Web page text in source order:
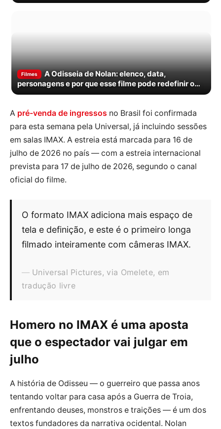
Filmes
A Odisseia de Nolan: elenco, data,
personagens e por que esse filme pode redefinir o
épico no cinema
A pré-venda de ingressos no Brasil foi confirmada
para esta semana pela Universal, já incluindo sessões
em salas IMAX. A estreia está marcada para 16 de
julho de 2026 no país — com a estreia internacional
prevista para 17 de julho de 2026, segundo o canal
oficial do filme.
O formato IMAX adiciona mais espaço de
tela e definição, e este é o primeiro longa
filmado inteiramente com câmeras IMAX.
Universal Pictures, via Omelete, em
tradução livre
Homero no IMAX é uma aposta
que o espectador vai julgar em
julho
A história de Odisseu — o guerreiro que passa anos
tentando voltar para casa após a Guerra de Troia,
enfrentando deuses, monstros e traições — é um dos
textos fundadores da narrativa ocidental. Nolan